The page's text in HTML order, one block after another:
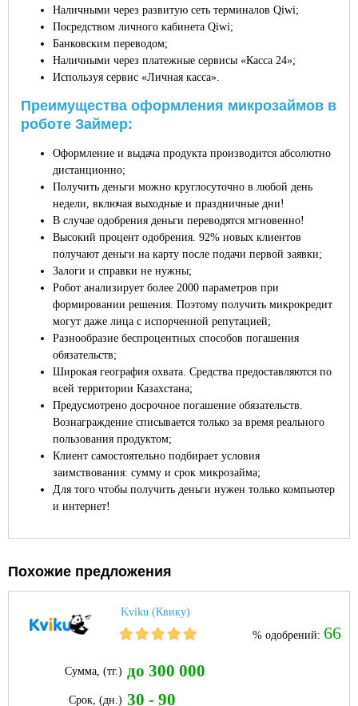
Наличными через развитую сеть терминалов Qiwi;
Посредством личного кабинета Qiwi;
Банковским переводом;
Наличными через платежные сервисы «Касса 24»;
Используя сервис «Личная касса».
Преимущества оформления микрозаймов в
роботе Займер:
Оформление и выдача продукта производится абсолютно
дистанционно;
Получить деньги можно круглосуточно в любой день
недели, включая выходные и праздничные дни!
В случае одобрения деньги переводятся мгновенно!
Высокий процент одобрения. 92% новых клиентов
получают деньги на карту после подачи первой заявки;
Залоги и справки не нужны;
Робот анализирует более 2000 параметров при
формировании решения. Поэтому получить микрокредит
могут даже лица с испорченной репутацией;
Разнообразие беспроцентных способов погашения
обязательств;
Широкая география охвата. Средства предоставляются по
всей территории Казахстана;
Предусмотрено досрочное погашение обязательств.
Вознаграждение списывается только за время реального
пользования продуктом;
Клиент самостоятельно подбирает условия
заимствования: сумму и срок микрозайма;
Для того чтобы получить деньги нужен только компьютер
и интернет!
Похожие предложения
Kviku (Квику)
% одобрений: 66
Сумма, (тг.) до 300 000
Срок, (дн.) 30 - 90